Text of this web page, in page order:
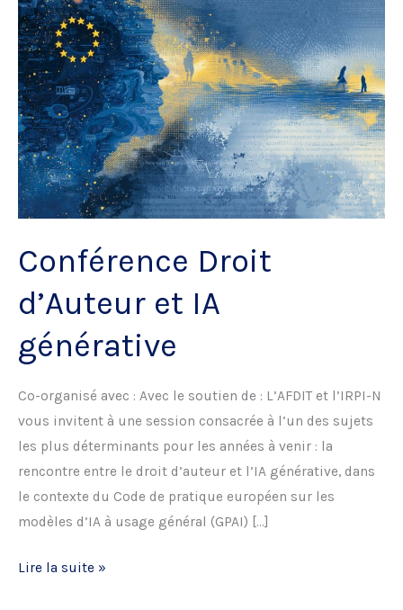
Conférence Droit
d’Auteur et IA
générative
Co-organisé avec : Avec le soutien de : L’AFDIT et l’IRPI-N
vous invitent à une session consacrée à l’un des sujets
les plus déterminants pour les années à venir : la
rencontre entre le droit d’auteur et l’IA générative, dans
le contexte du Code de pratique européen sur les
modèles d’IA à usage général (GPAI) […]
Conférence
Lire la suite »